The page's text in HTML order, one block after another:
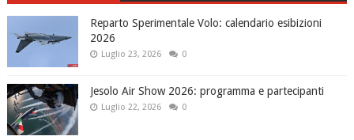
Reparto Sperimentale Volo: calendario esibizioni
2026
Luglio 23, 2026 0
Jesolo Air Show 2026: programma e partecipanti
Luglio 22, 2026 0